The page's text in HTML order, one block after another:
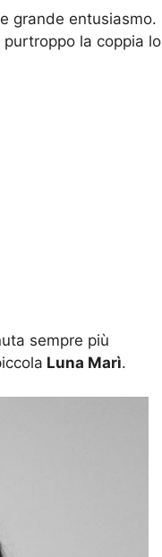
grande entusiasmo.
la coppia lo
sempre più
Luna Marì.